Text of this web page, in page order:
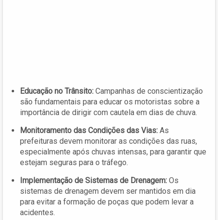
Educação no Trânsito: Campanhas de conscientização
são fundamentais para educar os motoristas sobre a
importância de dirigir com cautela em dias de chuva.
Monitoramento das Condições das Vias: As
prefeituras devem monitorar as condições das ruas,
especialmente após chuvas intensas, para garantir que
estejam seguras para o tráfego.
Implementação de Sistemas de Drenagem: Os
sistemas de drenagem devem ser mantidos em dia
para evitar a formação de poças que podem levar a
acidentes.